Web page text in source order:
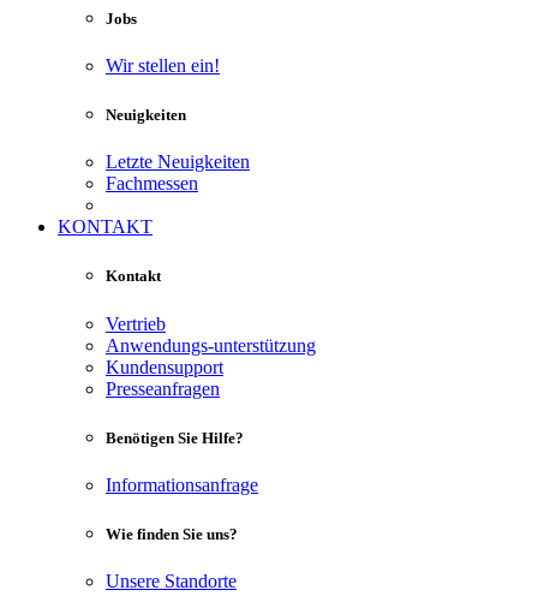
Jobs
Wir stellen ein!
Neuigkeiten
Letzte Neuigkeiten
Fachmessen
KONTAKT
Kontakt
Vertrieb
Anwendungs-unterstützung
Kundensupport
Presseanfragen
Benötigen Sie Hilfe?
Informationsanfrage
Wie finden Sie uns?
Unsere Standorte